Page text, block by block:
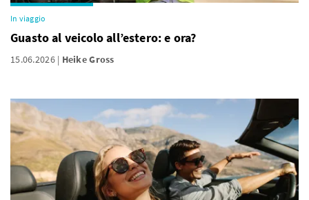
In viaggio
Guasto al veicolo all’estero: e ora?
15.06.2026 Heike Gross